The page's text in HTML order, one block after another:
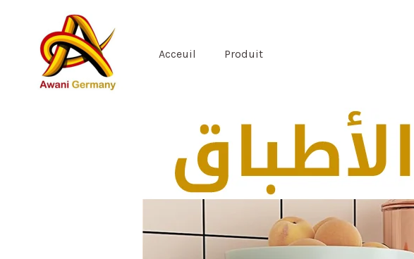
content
Acceuil Produit